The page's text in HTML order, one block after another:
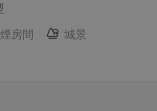
房間 城景